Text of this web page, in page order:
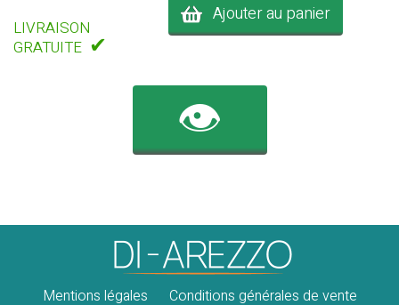
LIVRAISON
GRATUITE ✔
Ajouter au panier
👁️
Mentions légales Conditions générales de vente